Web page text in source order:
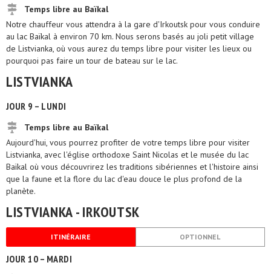
Temps libre au Baïkal
Notre chauffeur vous attendra à la gare d'Irkoutsk pour vous conduire
au lac Baïkal à environ 70 km. Nous serons basés au joli petit village
de Listvianka, où vous aurez du temps libre pour visiter les lieux ou
pourquoi pas faire un tour de bateau sur le lac.
LISTVIANKA
JOUR 9 – LUNDI
Temps libre au Baïkal
Aujourd'hui, vous pourrez profiter de votre temps libre pour visiter
Listvianka, avec l'église orthodoxe Saint Nicolas et le musée du lac
Baïkal où vous découvrirez les traditions sibériennes et l'histoire ainsi
que la faune et la flore du lac d'eau douce le plus profond de la
planète.
LISTVIANKA - IRKOUTSK
ITINÉRAIRE OPTIONNEL
JOUR 10 – MARDI